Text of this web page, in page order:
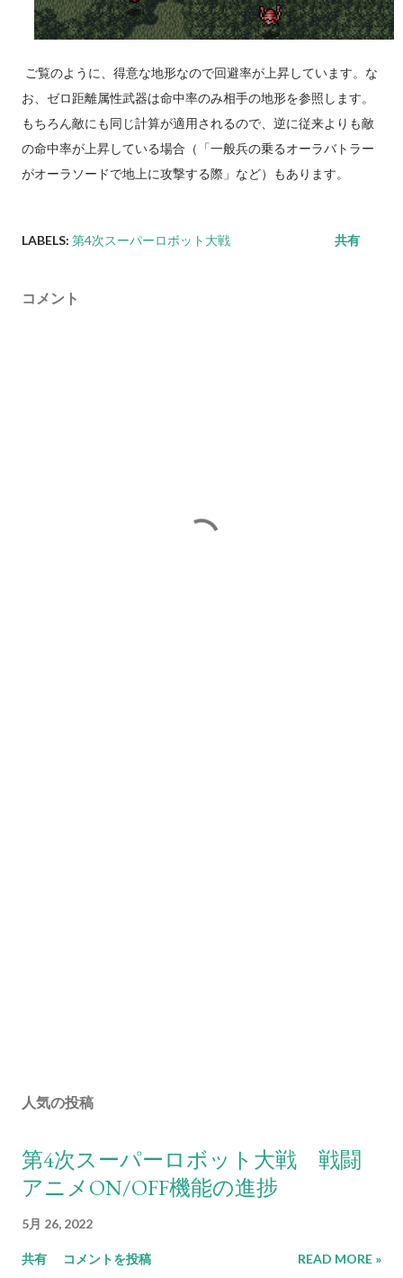
ご覧のように、得意な地形なので回避率が上昇しています。な
お、ゼロ距離属性武器は命中率のみ相手の地形を参照します。
もちろん敵にも同じ計算が適用されるので、逆に従来よりも敵
の命中率が上昇している場合（「一般兵の乗るオーラバトラー
がオーラソードで地上に攻撃する際」など）もあります。
LABELS: 第4次スーパーロボット大戦 共有
コメント
人気の投稿
第4次スーパーロボット大戦 戦闘
アニメON/OFF機能の進捗
5月 26, 2022
共有 コメントを投稿 READ MORE »